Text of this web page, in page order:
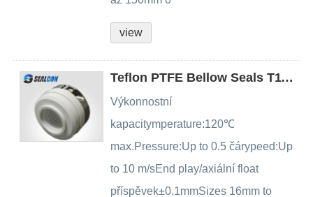
view
Teflon PTFE Bellow Seals T11T12
Výkonnostní
kapacitymperature:120℃
max.Pressure:Up to 0.5 čárypeed:Up
to 10 m/sEnd play/axiální float
příspěvek±0.1mmSizes 16mm to